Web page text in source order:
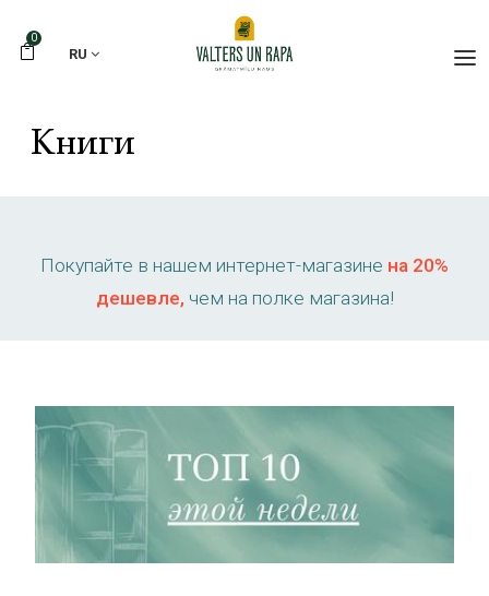
0
RU
Книги
Покупайте в нашем интернет-магазине на 20%
дешевле, чем на полке магазина!